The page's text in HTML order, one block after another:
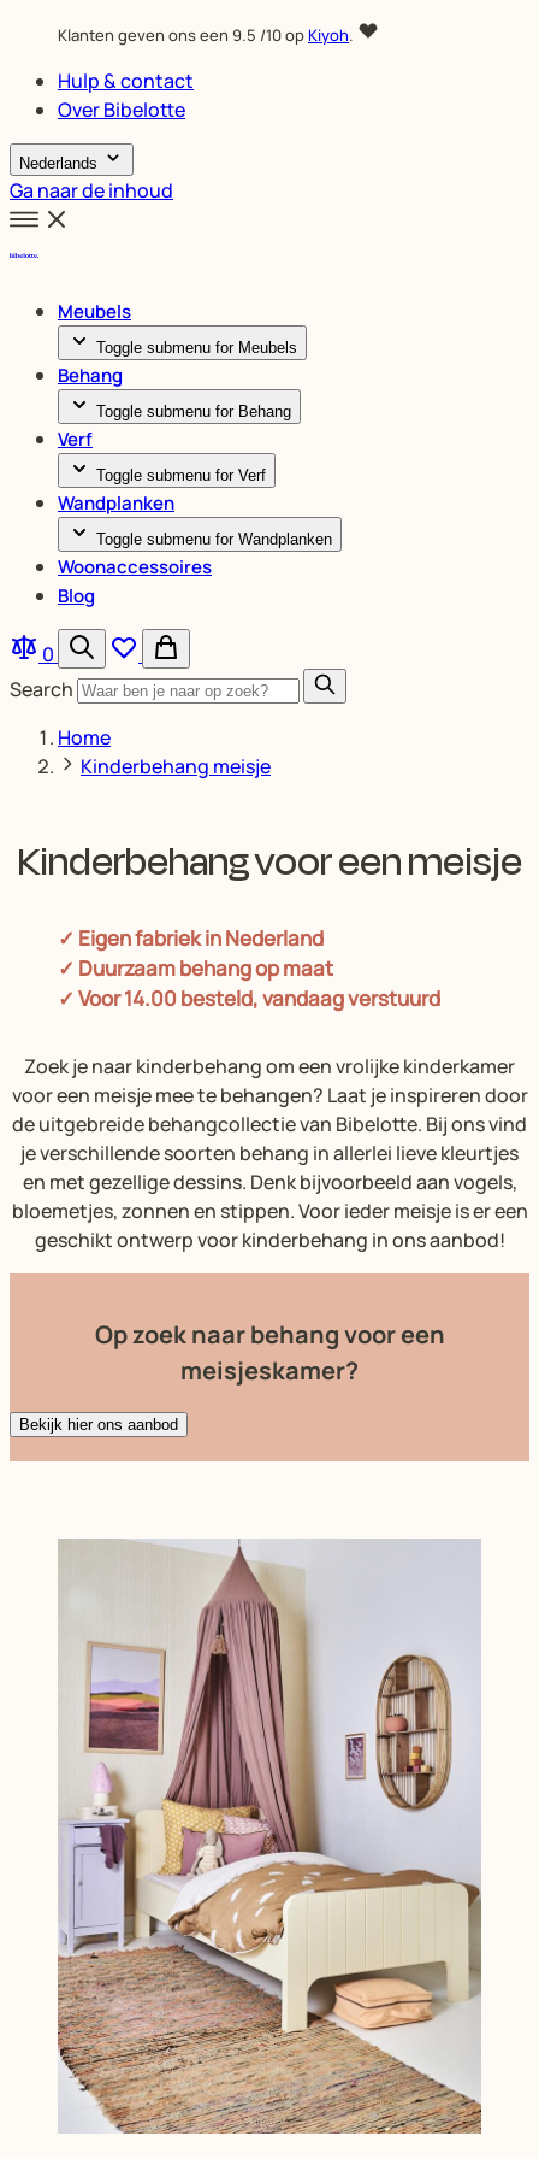
Klanten geven ons een 9.5 /10 opKiyoh.
Hulp & contact
Over Bibelotte
Nederlands
Ga naar de inhoud
Meubels
Toggle submenu for Meubels
Behang
Toggle submenu for Behang
Verf
Toggle submenu for Verf
Wandplanken
Toggle submenu for Wandplanken
Woonaccessoires
Blog
0
Search
Home
Kinderbehang meisje
Kinderbehang voor een meisje
✓ Eigen fabriek in Nederland
✓ Duurzaam behang op maat
✓ Voor 14.00 besteld, vandaag verstuurd
Zoek je naar kinderbehang om een vrolijke kinderkamer
voor een meisje mee te behangen? Laat je inspireren door
de uitgebreide behangcollectie van Bibelotte. Bij ons vind
je verschillende soorten behang in allerlei lieve kleurtjes
en met gezellige dessins. Denk bijvoorbeeld aan vogels,
bloemetjes, zonnen en stippen. Voor ieder meisje is er een
geschikt ontwerp voor kinderbehang in ons aanbod!
Op zoek naar behang voor een
meisjeskamer?
Bekijk hier ons aanbod